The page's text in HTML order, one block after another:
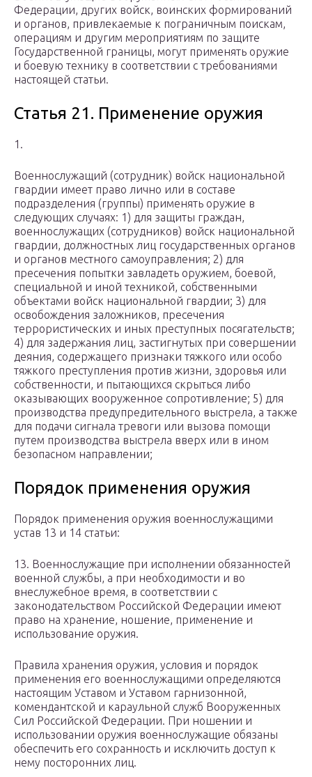
Федерации, других войск, воинских формирований
и органов, привлекаемые к пограничным поискам,
операциям и другим мероприятиям по защите
Государственной границы, могут применять оружие
и боевую технику в соответствии с требованиями
настоящей статьи.
Статья 21. Применение оружия
1.
Военнослужащий (сотрудник) войск национальной
гвардии имеет право лично или в составе
подразделения (группы) применять оружие в
следующих случаях: 1) для защиты граждан,
военнослужащих (сотрудников) войск национальной
гвардии, должностных лиц государственных органов
и органов местного самоуправления; 2) для
пресечения попытки завладеть оружием, боевой,
специальной и иной техникой, собственными
объектами войск национальной гвардии; 3) для
освобождения заложников, пресечения
террористических и иных преступных посягательств;
4) для задержания лиц, застигнутых при совершении
деяния, содержащего признаки тяжкого или особо
тяжкого преступления против жизни, здоровья или
собственности, и пытающихся скрыться либо
оказывающих вооруженное сопротивление; 5) для
производства предупредительного выстрела, а также
для подачи сигнала тревоги или вызова помощи
путем производства выстрела вверх или в ином
безопасном направлении;
Порядок применения оружия
Порядок применения оружия военнослужащими
устав 13 и 14 статьи:
13. Военнослужащие при исполнении обязанностей
военной службы, а при необходимости и во
внеслужебное время, в соответствии с
законодательством Российской Федерации имеют
право на хранение, ношение, применение и
использование оружия.
Правила хранения оружия, условия и порядок
применения его военнослужащими определяются
настоящим Уставом и Уставом гарнизонной,
комендантской и караульной служб Вооруженных
Сил Российской Федерации. При ношении и
использовании оружия военнослужащие обязаны
обеспечить его сохранность и исключить доступ к
нему посторонних лиц.